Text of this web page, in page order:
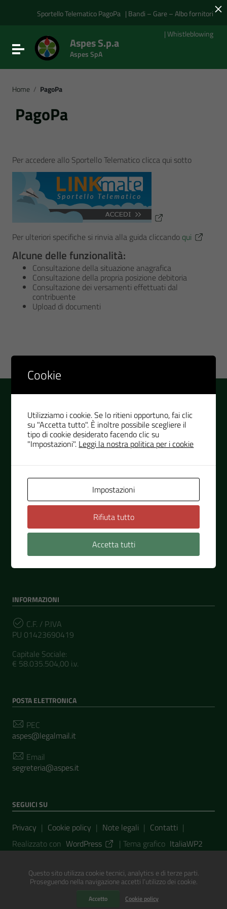
Questo sito utilizza cookie tecnici, analytics e di terze parti.
Proseguendo nella navigazione accetti l’utilizzo dei cookie.
Accetto Cookie policy
Vai al menu di navigazione
Sportello Telematico PagoPa | Bandi – Gare – Albo fornitori
| Whistleblowing
Attiva / disattiva la navigazione
Aspes S.p.a
Aspes SpA
Home / PagoPa
PagoPa
Per accedere allo Sportello Telematico clicca qui sotto
Per ulteriori specifiche si rinvia alla guida cliccando qui
Alcune delle funzionalità:
Consultazione della situazione anagrafica
Consultazione della propria posizione debitoria
Consultazione dei versamenti effettuati dal
contribuente
Upload di documenti
Aspes S.p.a
PREFERENZA dei COOKIES
Indirizzo
61121, Pesaro
INFORMAZIONI
C.F. / P.IVA
PU 01423690419
Capitale Sociale:
€ 58.035.504,00 i.v.
POSTA ELETTRONICA
PEC
aspes@legalmail.it
Email
segreteria@aspes.it
SEGUICI SU
Sezione Link Utili
Privacy | Cookie policy | Note legali | Contatti |
Realizzato con WordPress | Tema grafico ItaliaWP2
Informazioni Tecniche | Credits
×
Cookie
Utilizziamo i cookie. Se lo ritieni opportuno, fai clic
su "Accetta tutto". È inoltre possibile scegliere il
tipo di cookie desiderato facendo clic su
"Impostazioni". Leggi la nostra politica per i cookie
Impostazioni
Rifiuta tutto
Accetta tutti